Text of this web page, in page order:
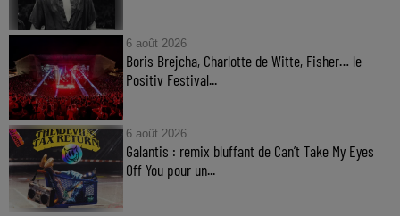
6 août 2026
Boris Brejcha, Charlotte de Witte, Fisher… le
Positiv Festival...
6 août 2026
Galantis : remix bluffant de Can’t Take My Eyes
Off You pour un...